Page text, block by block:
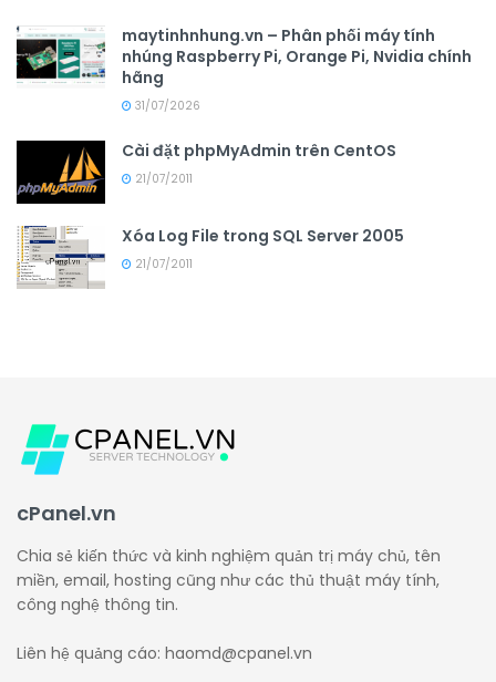
maytinhnhung.vn – Phân phối máy tính
nhúng Raspberry Pi, Orange Pi, Nvidia chính
hãng
31/07/2026
Cài đặt phpMyAdmin trên CentOS
21/07/2011
Xóa Log File trong SQL Server 2005
21/07/2011
cPanel.vn
Chia sẻ kiến thức và kinh nghiệm quản trị máy chủ, tên
miền, email, hosting cũng như các thủ thuật máy tính,
công nghệ thông tin.
Liên hệ quảng cáo: haomd@cpanel.vn